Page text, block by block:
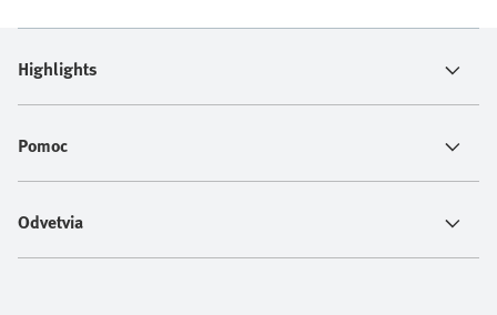
Highlights
Pomoc
Odvetvia